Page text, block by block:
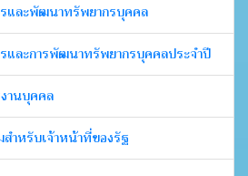
และพัฒนาทรัพยากรบุคคล
และการพัฒนาทรัพยากรบุคคลประจำปี
านบุคคล
ำหรับเจ้าหน้าที่ของรัฐ